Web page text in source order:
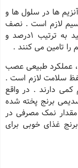
ها در سلول ها و
لازم است . نصف
لیوان برنج پخته شده ی قهوه ای و سفید به ترتیب 1درصد و
را تامین می کنند .
عملکرد طبیعی عصب
سلامت لازم است .
دارند . در واقع
برنج پخته شده
نمک مصرفی در
غذای خوبی برای